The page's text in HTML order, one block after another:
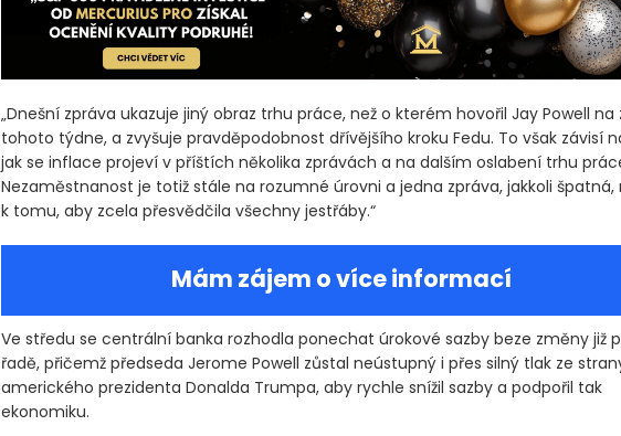
„Dnešní zpráva ukazuje jiný obraz trhu práce, než o kterém hovořil Jay Powell na
tohoto týdne, a zvyšuje pravděpodobnost dřívějšího kroku Fedu. To však závisí
jak se inflace projeví v příštích několika zprávách a na dalším oslabení trhu
Nezaměstnanost je totiž stále na rozumné úrovni a jedna zpráva, jakkoli
k tomu, aby zcela přesvědčila všechny jestřáby.“
Mám zájem o více informací
Ve středu se centrální banka rozhodla ponechat úrokové sazby beze změny již
řadě, přičemž předseda Jerome Powell zůstal neústupný i přes silný tlak ze
amerického prezidenta Donalda Trumpa, aby rychle snížil sazby a podpořil tak
ekonomiku.